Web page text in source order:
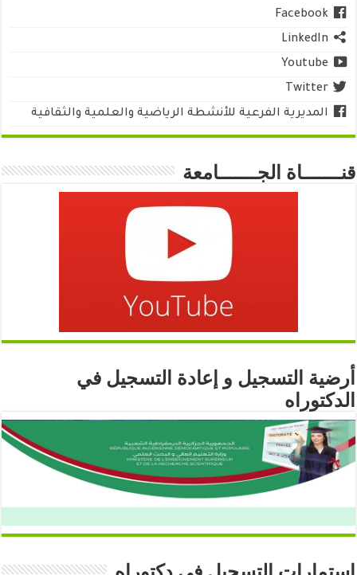
Facebook
LinkedIn
Youtube
Twitter
المديرية الفرعية للأنشطة الرياضية والعلمية والثقافية
قنـــــــاة الجـــــــامعة
أرضية التسجيل و إعادة التسجيل في
الدكتوراه